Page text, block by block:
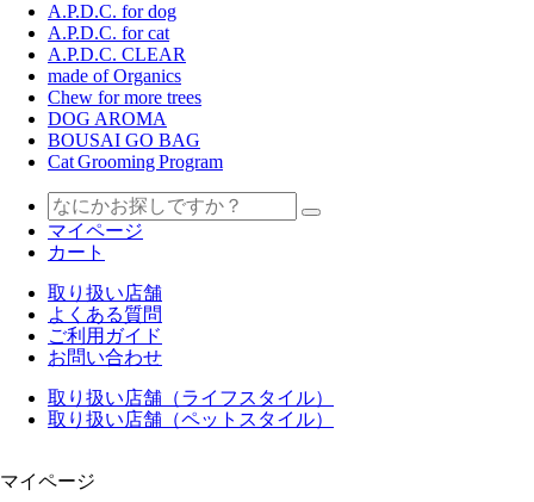
A.P.D.C. for dog
A.P.D.C. for cat
A.P.D.C. CLEAR
made of Organics
Chew for more trees
DOG AROMA
BOUSAI GO BAG
Cat Grooming Program
マイページ
カート
取り扱い店舗
よくある質問
ご利用ガイド
お問い合わせ
取り扱い店舗（ライフスタイル）
取り扱い店舗（ペットスタイル）
マイページ